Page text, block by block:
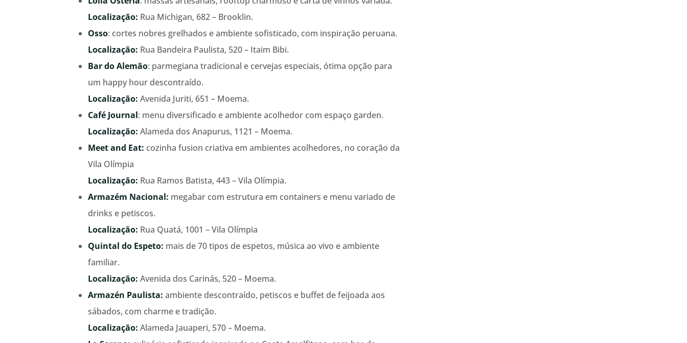
Localização: Rua Michigan, 682 – Brooklin.
Osso: cortes nobres grelhados e ambiente sofisticado, com inspiração peruana.
Localização: Rua Bandeira Paulista, 520 – Itaim Bibi.
Bar do Alemão: parmegiana tradicional e cervejas especiais, ótima opção para
um happy hour descontraído.
Localização: Avenida Juriti, 651 – Moema.
Café Journal: menu diversificado e ambiente acolhedor com espaço garden.
Localização: Alameda dos Anapurus, 1121 – Moema.
Meet and Eat: cozinha fusion criativa em ambientes acolhedores, no coração da
Vila Olímpia
Localização: Rua Ramos Batista, 443 – Vila Olímpia.
Armazém Nacional: megabar com estrutura em containers e menu variado de
drinks e petiscos.
Localização: Rua Quatá, 1001 – Vila Olímpia
Quintal do Espeto: mais de 70 tipos de espetos, música ao vivo e ambiente
familiar.
Localização: Avenida dos Carinás, 520 – Moema.
Armazén Paulista: ambiente descontraído, petiscos e buffet de feijoada aos
sábados, com charme e tradição.
Localização: Alameda Jauaperi, 570 – Moema.